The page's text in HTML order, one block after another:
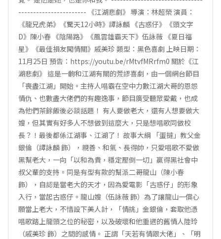
----------------------- 《江湖悲劇》 導演：林超榮 演員：
《龍兄虎弟》《驚天12小時》譚詠麟 《古惑仔》《頭文字
D》陳小春 《陰陽路》《風雲雄霸天下》伍詠薇 《夏日福
星》《最佳損友闖情關》戚美珍 類型：黑色喜劇 上映日期：
11月25日 預告：https://youtu.be/rMtvfMRrfm0 關於《江
湖悲劇》 這是一齣和江湖有關的荒謬喜劇，由一個網台節目
「喪盡江湖」開始。主持人唱霸在空中力數江湖大哥的恩怨
情仇、也數盡大佬們的有趣逸事，節目廣受聽眾愛戴，也成
為他們茶餘飯後必談話題！ 有人要做老大，還有人想要做大
嫂，但其實有好多人不想做到這麼大，只是想唱歌同做校
長？！最後都係江湖事、江湖了！ 故事大綱 「蛋撻」教父金
銀倫（譚詠麟 飾），親善、和氣、長得帥，只愛唱歌不愛做
黑幫老大，一向「以和為貴，穩定壓倒一切」贏得黑社會中
叔父輩的支持。同是有型有款的幫派二哥龍山（陳小春
飾），自認是當老大的天才，因為愛電影「古惑仔」的形象
入行，當起古惑仔。龍山嫂（伍詠薇 飾）為了讓龍山一償心
願當上老大，不惜設下美人計，「情挑」金銀倫，套取他憑
唱歌踏上龍頭之位的秘密，以及破壞和他重遇的舊情人陸玲
（戚美珍 飾）之間的感情。 正謂「天若有情跟大佬」、「明